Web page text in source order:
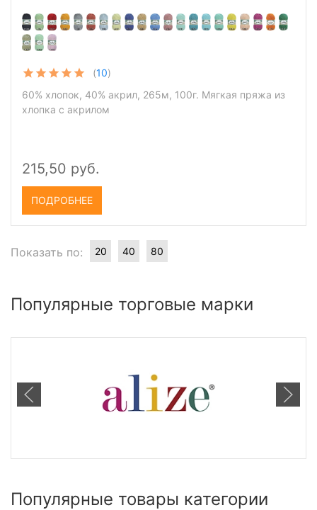
(10)
60% хлопок, 40% акрил, 265м, 100г. Мягкая пряжа из
хлопка с акрилом
215,50 руб.
ПОДРОБНЕЕ
Показать по: 20 40 80
Популярные торговые марки
Популярные товары категории